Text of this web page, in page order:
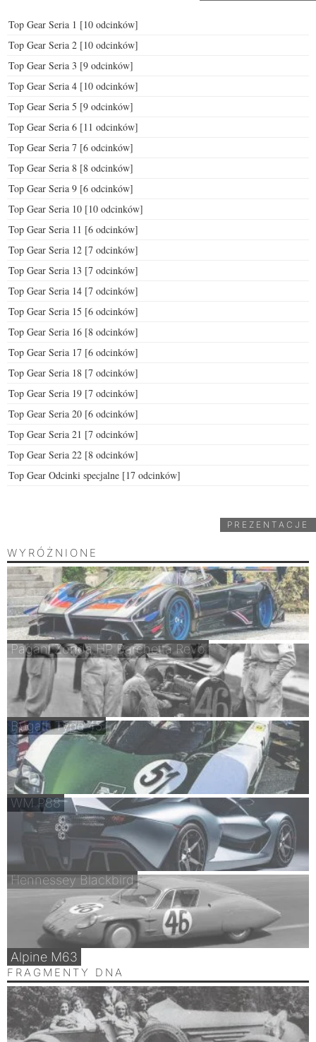
Top Gear Seria 1 [10 odcinków]
Top Gear Seria 2 [10 odcinków]
Top Gear Seria 3 [9 odcinków]
Top Gear Seria 4 [10 odcinków]
Top Gear Seria 5 [9 odcinków]
Top Gear Seria 6 [11 odcinków]
Top Gear Seria 7 [6 odcinków]
Top Gear Seria 8 [8 odcinków]
Top Gear Seria 9 [6 odcinków]
Top Gear Seria 10 [10 odcinków]
Top Gear Seria 11 [6 odcinków]
Top Gear Seria 12 [7 odcinków]
Top Gear Seria 13 [7 odcinków]
Top Gear Seria 14 [7 odcinków]
Top Gear Seria 15 [6 odcinków]
Top Gear Seria 16 [8 odcinków]
Top Gear Seria 17 [6 odcinków]
Top Gear Seria 18 [7 odcinków]
Top Gear Seria 19 [7 odcinków]
Top Gear Seria 20 [6 odcinków]
Top Gear Seria 21 [7 odcinków]
Top Gear Seria 22 [8 odcinków]
Top Gear Odcinki specjalne [17 odcinków]
PREZENTACJE
WYRÓŻNIONE
Pagani Zonda HP Barchetta Revo
Bugatti Type 45
WM P88
Hennessey Blackbird
Alpine M63
FRAGMENTY DNA